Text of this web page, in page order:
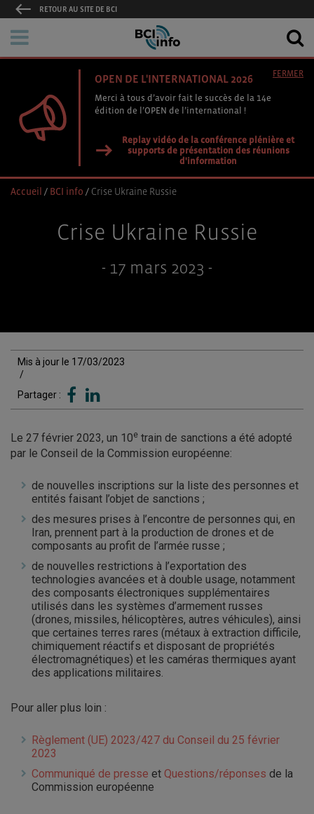
RETOUR AU SITE DE BCI
OPEN DE L'INTERNATIONAL 2026
Merci à tous d’avoir fait le succès de la 14e
édition de l’OPEN de l’international !
Replay vidéo de la conférence plénière et
supports de présentation des réunions
d'information
FERMER
Accueil / BCI info / Crise Ukraine Russie
Crise Ukraine Russie
- 17 mars 2023 -
Mis à jour le 17/03/2023
/
Partager :
Le 27 février 2023, un 10e train de sanctions a été adopté
par le Conseil de la Commission européenne:
de nouvelles inscriptions sur la liste des personnes et
entités faisant l’objet de sanctions ;
des mesures prises à l’encontre de personnes qui, en
Iran, prennent part à la production de drones et de
composants au profit de l’armée russe ;
de nouvelles restrictions à l’exportation des
technologies avancées et à double usage, notamment
des composants électroniques supplémentaires
utilisés dans les systèmes d’armement russes
(drones, missiles, hélicoptères, autres véhicules), ainsi
que certaines terres rares (métaux à extraction difficile,
chimiquement réactifs et disposant de propriétés
électromagnétiques) et les caméras thermiques ayant
des applications militaires.
Pour aller plus loin :
Règlement (UE) 2023/427 du Conseil du 25 février
2023
Communiqué de presse et Questions/réponses de la
Commission européenne